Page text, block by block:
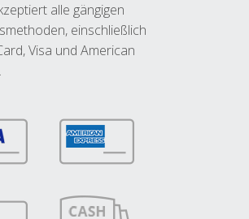
alle gängigen
einschließlich
Visa und American